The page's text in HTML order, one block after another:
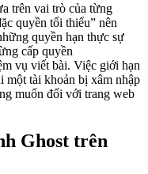
trên vai trò của từng
quyền tối thiểu” nên
quyền hạn thực sự
cấp quyền
vụ viết bài. Việc giới hạn
một tài khoản bị xâm nhập
muốn đối với trang web
Ghost trên